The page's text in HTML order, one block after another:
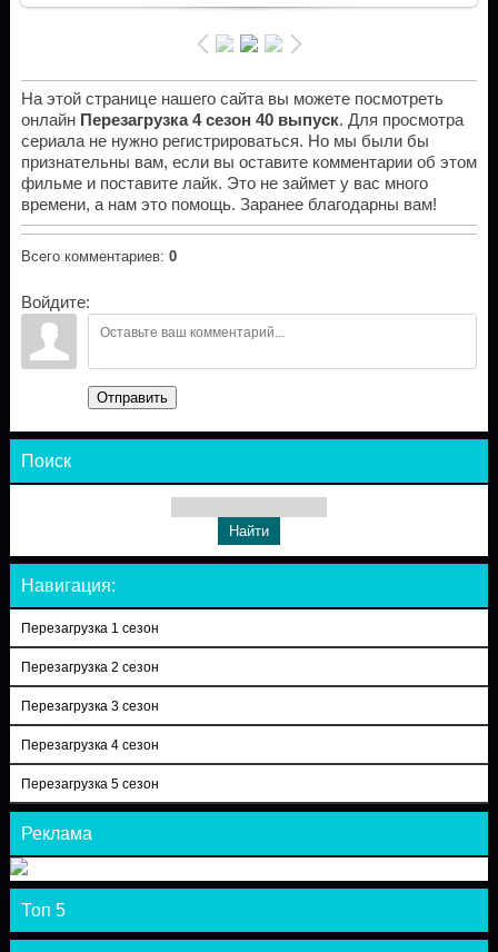
На этой странице нашего сайта вы можете посмотреть
онлайн Перезагрузка 4 сезон 40 выпуск. Для просмотра
сериала не нужно регистрироваться. Но мы были бы
признательны вам, если вы оставите комментарии об этом
фильме и поставите лайк. Это не займет у вас много
времени, а нам это помощь. Заранее благодарны вам!
Всего комментариев: 0
Войдите:
Отправить
Поиск
Навигация:
Перезагрузка 1 сезон
Перезагрузка 2 сезон
Перезагрузка 3 сезон
Перезагрузка 4 сезон
Перезагрузка 5 сезон
Реклама
Топ 5